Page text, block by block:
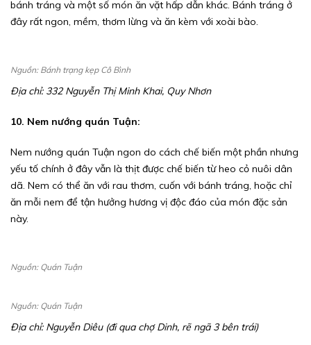
bánh tráng và một số món ăn vặt hấp dẫn khác. Bánh tráng ở
đây rất ngon, mềm, thơm lừng và ăn kèm với xoài bào.
Nguồn: Bánh trạng kẹp Cô Bình
Địa chỉ: 332 Nguyễn Thị Minh Khai, Quy Nhơn
10. Nem nướng quán Tuận:
Nem nướng quán Tuận ngon do cách chế biến một phần nhưng
yếu tố chính ở đây vẫn là thịt được chế biến từ heo cỏ nuôi dân
dã. Nem có thể ăn với rau thơm, cuốn với bánh tráng, hoặc chỉ
ăn mỗi nem để tận hưởng hương vị độc đáo của món đặc sản
này.
Nguồn: Quán Tuận
Nguồn: Quán Tuận
Địa chỉ: Nguyễn Diêu (đi qua chợ Dinh, rẽ ngã 3 bên trái)